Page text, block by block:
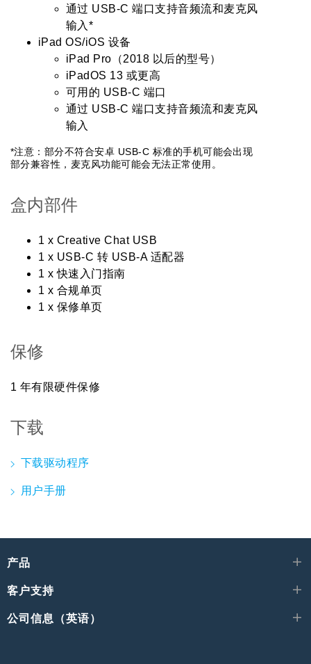
通过 USB-C 端口支持音频流和麦克风
输入*
iPad OS/iOS 设备
iPad Pro（2018 以后的型号）
iPadOS 13 或更高
可用的 USB-C 端口
通过 USB-C 端口支持音频流和麦克风
输入
*注意：部分不符合安卓 USB-C 标准的手机可能会出现
部分兼容性，麦克风功能可能会无法正常使用。
盒内部件
1 x Creative Chat USB
1 x USB-C 转 USB-A 适配器
1 x 快速入门指南
1 x 合规单页
1 x 保修单页
保修
1 年有限硬件保修
下载
下载驱动程序
用户手册
产品
客户支持
公司信息（英语）